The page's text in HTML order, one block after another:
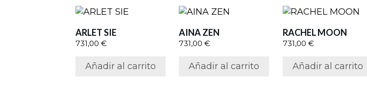
ARLET SIE
731,00 €
Añadir al carrito
AINA ZEN
731,00€
Añadir al carrito
RACHEL MOON
731,00 €
Añadir al carrito